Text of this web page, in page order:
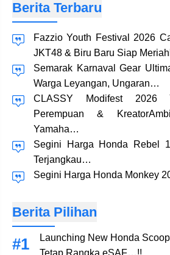
Berita Terbaru
Fazzio Youth Festival 2026
JKT48 & Biru Baru Siap
Semarak Karnaval Gear
Warga Leyangan, Ungaran…
CLASSY Modifest 2026
Perempuan &
Yamaha…
Segini Harga Honda Rebel
Terjangkau…
Segini Harga Honda Monkey
Berita Pilihan
Launching New Honda
Tetap Rangka eSAF…!!